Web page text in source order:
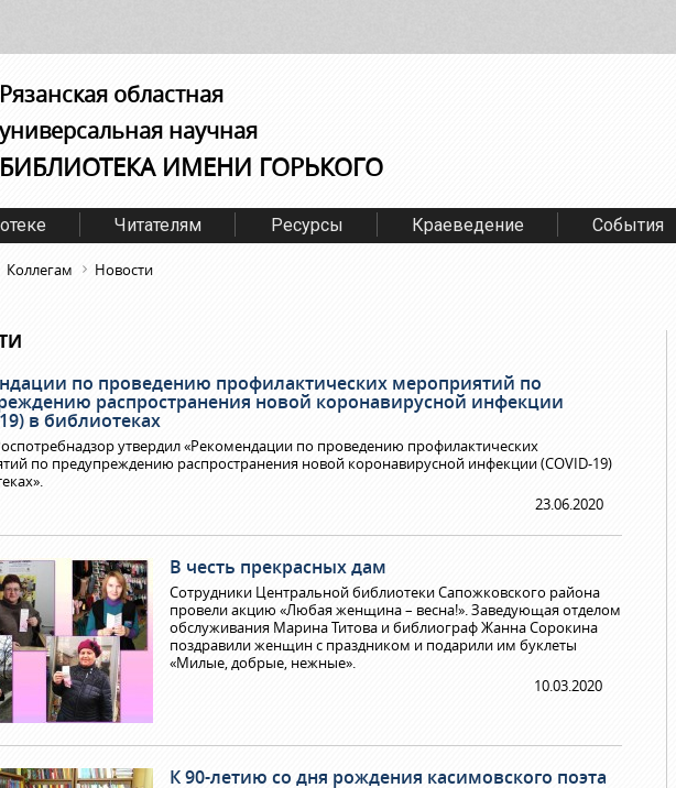
Рязанская областная
универсальная научная
БИБЛИОТЕКА ИМЕНИ ГОРЬКОГО
Читателям Ресурсы Краеведение События
Коллегам Новости
по проведению профилактических мероприятий по
распространения новой коронавирусной инфекции
в библиотеках
утвердил «Рекомендации по проведению профилактических
по предупреждению распространения новой коронавирусной инфекции (COVID-19)
23.06.2020
В честь прекрасных дам
Сотрудники Центральной библиотеки Сапожковского района
провели акцию «Любая женщина – весна!». Заведующая отделом
обслуживания Марина Титова и библиограф Жанна Сорокина
поздравили женщин с праздником и подарили им буклеты
«Милые, добрые, нежные».
10.03.2020
К 90-летию со дня рождения касимовского поэта